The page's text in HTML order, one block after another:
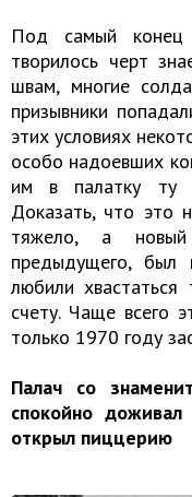
Под самый конец
творилось черт
швам, многие
призывники
этих условиях
особо надоевших
им в палатку ту
Доказать, что это
тяжело, а
предыдущего, был
любили
счету. Чаще всего
только 1970 году
Палач со
спокойно
открыл пиццерию